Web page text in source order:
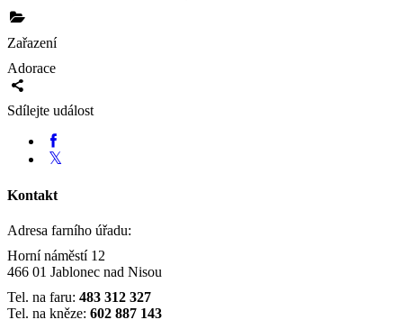
Zařazení
Adorace
Sdílejte událost
Kontakt
Adresa farního úřadu:
Horní náměstí 12
466 01 Jablonec nad Nisou
Tel. na faru: 483 312 327
Tel. na kněze: 602 887 143